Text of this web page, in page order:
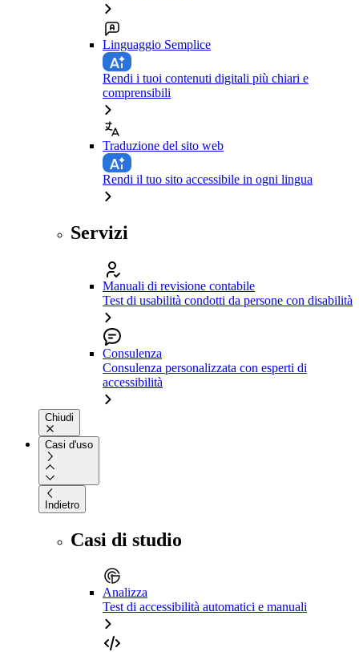
Linguaggio Semplice
Rendi i tuoi contenuti digitali più chiari e
comprensibili
Traduzione del sito web
Rendi il tuo sito accessibile in ogni lingua
Servizi
Manuali di revisione contabile
Test di usabilità condotti da persone con disabilità
Consulenza
Consulenza personalizzata con esperti di
accessibilità
Chiudi
Casi d'uso
Indietro
Casi di studio
Analizza
Test di accessibilità automatici e manuali